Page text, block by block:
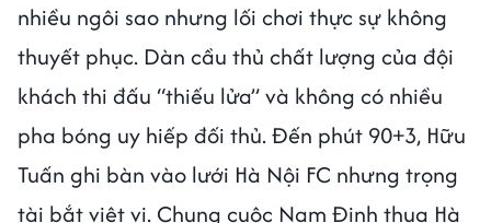
nhiều ngôi sao nhưng lối chơi thực sự không
thuyết phục. Dàn cầu thủ chất lượng của đội
khách thi đấu “thiếu lửa” và không có nhiều
pha bóng uy hiếp đối thủ. Đến phút 90+3, Hữu
Tuấn ghi bàn vào lưới Hà Nội FC nhưng trọng
tài bắt việt vị. Chung cuộc Nam Định thua Hà